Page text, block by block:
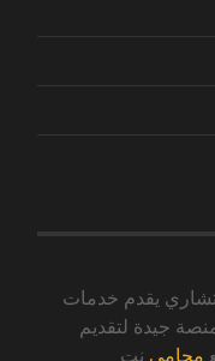
يقدم خدمات
جيدة لتقديم
محامي نت